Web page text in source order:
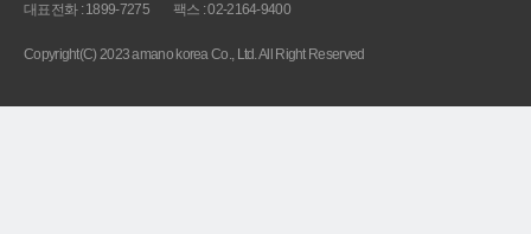
대표전화 : 1899-7275
팩스 : 02-2164-9400
Copyright(C) 2023 amano korea Co., Ltd. All Right Reserved